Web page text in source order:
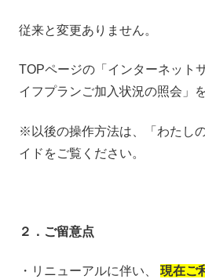
従来と変更ありません。
TOPページの「インターネット
イフプランご加入状況の照会」
※以後の操作方法は、「わたし
イドをご覧ください。
２．ご留意点
・リニューアルに伴い、 現在ご